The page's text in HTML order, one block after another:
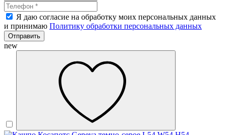
Я даю согласие на обработку моих персональных данных
и принимаю Политику обработки персональных данных
Отправить
new